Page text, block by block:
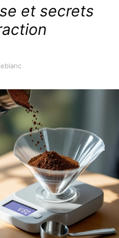
et secrets